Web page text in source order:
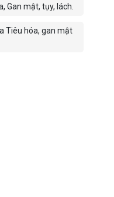
Gan mật, tụy, lách.
Tiêu hóa, gan mật